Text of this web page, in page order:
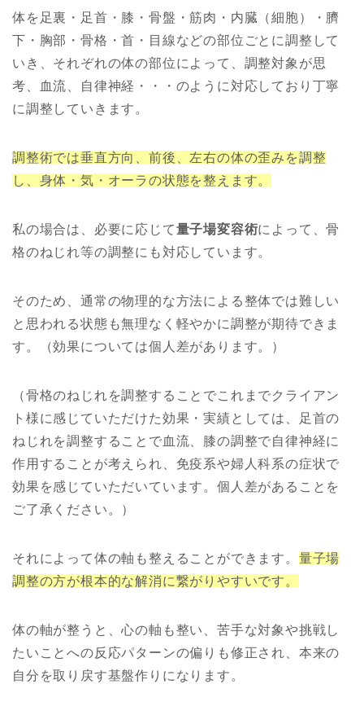
体を足裏・足首・膝・骨盤・筋肉・内臓（細胞）・臍
下・胸部・骨格・首・目線などの部位ごとに調整して
いき、それぞれの体の部位によって、調整対象が思
考、血流、自律神経・・・のように対応しており丁寧
に調整していきます。
調整術では垂直方向、前後、左右の体の歪みを調整
し、身体・気・オーラの状態を整えます。
私の場合は、必要に応じて量子場変容術によって、骨
格のねじれ等の調整にも対応しています。
そのため、通常の物理的な方法による整体では難しい
と思われる状態も無理なく軽やかに調整が期待できま
す。（効果については個人差があります。）
（骨格のねじれを調整することでこれまでクライアン
ト様に感じていただけた効果・実績としては、足首の
ねじれを調整することで血流、膝の調整で自律神経に
作用することが考えられ、免疫系や婦人科系の症状で
効果を感じていただいています。個人差があることを
ご了承ください。）
それによって体の軸も整えることができます。 量子場
調整の方が根本的な解消に繋がりやすいです。
体の軸が整うと、心の軸も整い、苦手な対象や挑戦し
たいことへの反応パターンの偏りも修正され、本来の
自分を取り戻す基盤作りになります。